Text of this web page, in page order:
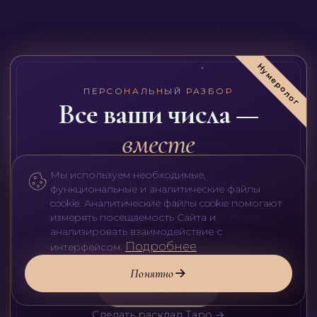
Нумеролог
ПЕРСОНАЛЬНЫЙ РАЗБОР
Все ваши числа —
вместе
Шесть ключевых чисел по вашей дате и
имени и то, как они работают друг с
другом, — в персональном разборе у
нумеролога.
Мы используем необходимые,
функциональные и аналитические файлы
cookie. Аналитические файлы cookie помогают
измерять посещаемость Сайта и
анализировать взаимодействие с
интерфейсом. Подробнее
Понятно